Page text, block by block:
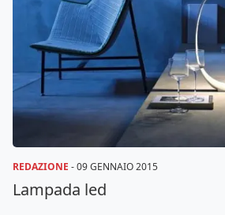
REDAZIONE -09 GENNAIO 2015
Lampada led